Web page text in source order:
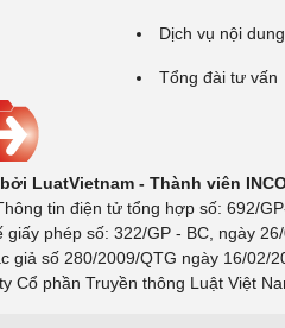
Dịch vụ nội dung
Tổng đài tư vấn
LuatVietnam - Thành viên
tin điện tử tổng hợp số: 692/
giấy phép số: 322/GP - BC, ngày
giả số 280/2009/QTG ngày 16/02/
Cổ phần Truyền thông Luật Việt